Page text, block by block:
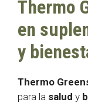
Thermo
en
y
Thermo
para la salud y